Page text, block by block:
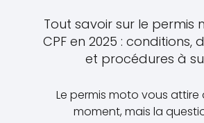
Tout savoir sur le permis
CPF en 2025 : conditions,
et procédures à
Le permis moto vous attire
moment, mais la